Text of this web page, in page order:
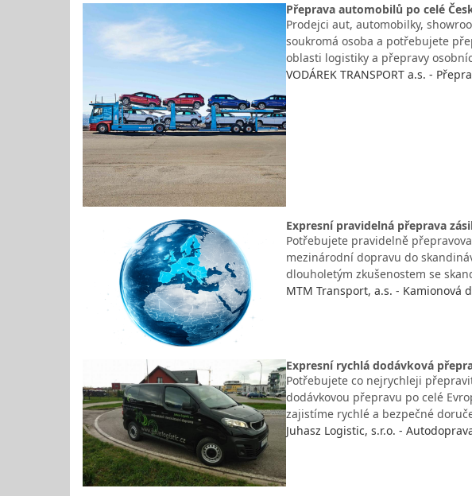
Přeprava automobilů po celé
Prodejci aut, automobilky,
soukromá osoba a potřebujete
oblasti logistiky a přepravy
VODÁREK TRANSPORT a.s. -
Expresní pravidelná přeprava
Potřebujete pravidelně
mezinárodní dopravu do
dlouholetým zkušenostem se
MTM Transport, a.s. - Kamionová
Expresní rychlá dodávková
Potřebujete co nejrychleji
dodávkovou přepravu po celé
zajistíme rychlé a bezpečné
Juhasz Logistic, s.r.o. -